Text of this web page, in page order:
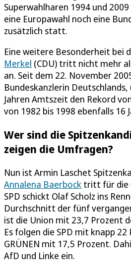
Superwahlharen 1994 und
eine Europawahl noch eine
zusätzlich statt.
Eine weitere Besonderheit bei
Merkel (CDU) tritt nicht mehr
an. Seit dem 22. November
Bundeskanzlerin
Jahren Amtszeit den Rekord
von 1982 bis 1998 ebenfalls 16
Wer sind die
zeigen die Umfragen?
Nun ist Armin Laschet
Annalena Baerbock tritt für die
SPD schickt Olaf Scholz ins
Durchschnitt der fünf
ist die Union mit 23,7 Prozent
Es folgen die SPD mit knapp
GRÜNEN mit 17,5 Prozent.
AfD und Linke ein.